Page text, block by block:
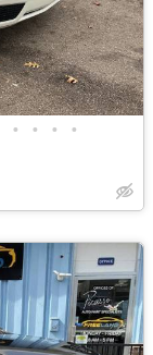
• • • •